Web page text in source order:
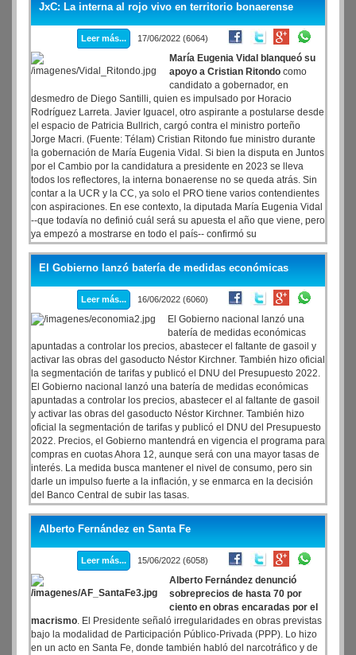
JxC: La interna al rojo vivo en territorio bonaerense
Leer más... 17/06/2022 (6064)
María Eugenia Vidal blanqueó su
apoyo a Cristian Ritondo como
candidato a gobernador, en
desmedro de Diego Santilli, quien es impulsado por Horacio
Rodríguez Larreta. Javier Iguacel, otro aspirante a postularse desde
el espacio de Patricia Bullrich, cargó contra el ministro porteño
Jorge Macri. (Fuente: Télam) Cristian Ritondo fue ministro durante
la gobernación de María Eugenia Vidal. Si bien la disputa en Juntos
por el Cambio por la candidatura a presidente en 2023 se lleva
todos los reflectores, la interna bonaerense no se queda atrás. Sin
contar a la UCR y la CC, ya solo el PRO tiene varios contendientes
con aspiraciones. En ese contexto, la diputada María Eugenia Vidal
--que todavía no definió cuál será su apuesta el año que viene, pero
ya empezó a mostrarse en todo el país-- confirmó su
distanciamiento de Horacio Rodríguez Larreta y blanqueó su apoyo
a Cristian Ritondo como candidato a gobernador de la Provincia de
Buenos Aires.
El Gobierno lanzó batería de medidas económicas
Leer más... 16/06/2022 (6060)
El Gobierno nacional lanzó una
batería de medidas económicas
apuntadas a controlar los precios, abastecer el faltante de gasoil y
activar las obras del gasoducto Néstor Kirchner. También hizo oficial
la segmentación de tarifas y publicó el DNU del Presupuesto 2022.
El Gobierno nacional lanzó una batería de medidas económicas
apuntadas a controlar los precios, abastecer el al faltante de gasoil
y activar las obras del gasoducto Néstor Kirchner. También hizo
oficial la segmentación de tarifas y publicó el DNU del Presupuesto
2022. Precios, el Gobierno mantendrá en vigencia el programa para
compras en cuotas Ahora 12, aunque será con una mayor tasas de
interés. La medida busca mantener el nivel de consumo, pero sin
darle un impulso fuerte a la inflación, y se enmarca en la decisión
del Banco Central de subir las tasas.
Alberto Fernández en Santa Fe
Leer más... 15/06/2022 (6058)
Alberto Fernández denunció
sobreprecios de hasta 70 por
ciento en obras encaradas por el
macrismo. El Presidente señaló irregularidades en obras previstas
bajo la modalidad de Participación Público-Privada (PPP). Lo hizo
en un acto en Santa Fe, donde también habló del narcotráfico y de